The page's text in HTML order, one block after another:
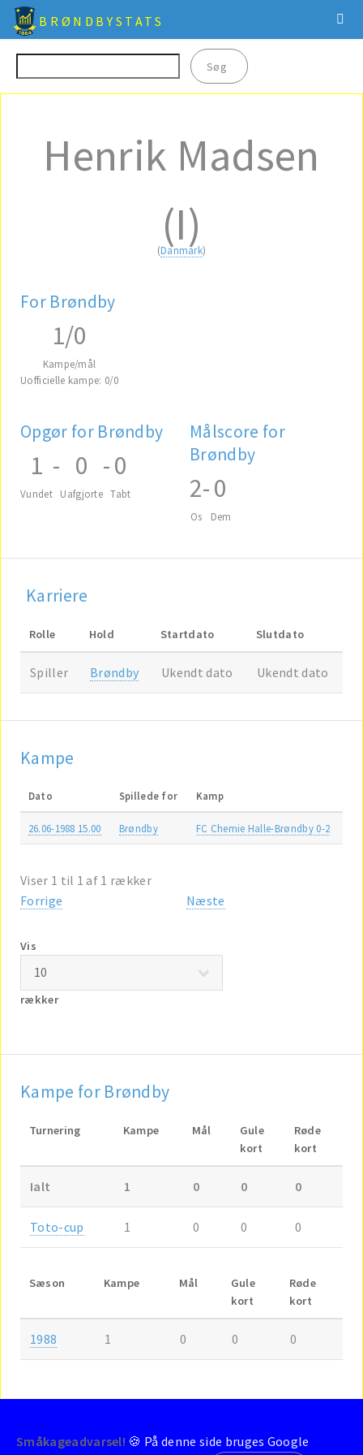
BRØNDBYSTATS
Henrik Madsen
(I)
(Danmark)
For Brøndby
1/0
Kampe/mål
Uofficielle kampe: 0/0
Opgør for Brøndby
1
Vundet
- 0
Uafgjorte
-0
Tabt
Målscore for
Brøndby
2
Os
-0
Dem
Karriere
Rolle Hold Startdato Slutdato
Spiller Brøndby Ukendt dato Ukendt dato
Kampe
Dato Spillede for Kamp
26.06-1988 15.00 Brøndby FC Chemie Halle-Brøndby 0-2
Viser 1 til 1 af 1 rækker
Forrige
Næste
Vis
rækker
Kampe for Brøndby
Turnering Kampe Mål
Gule
kort
Røde
kort
Ialt 1 0 0 0
Toto-cup 1 0 0 0
Sæson Kampe Mål
Gule
kort
Røde
kort
1988 1 0 0 0
Småkageadvarsel! 🍪 På denne side bruges Google